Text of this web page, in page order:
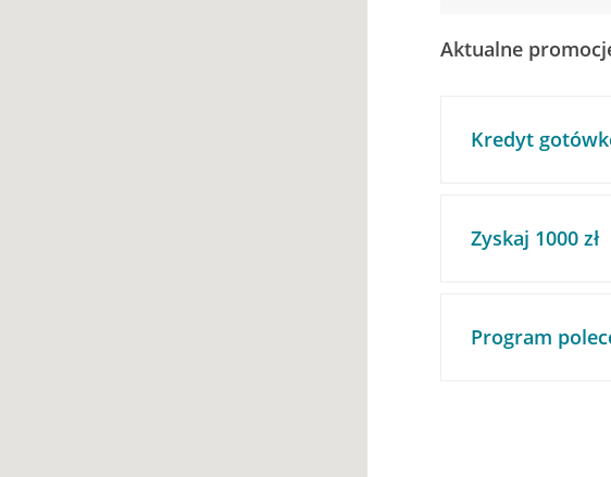
Aktualne
Kredyt
Zyskaj 1000 zł
Program